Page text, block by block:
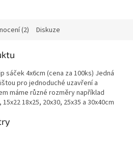
(2) Diskuze
4x6cm (cena za 100ks) Jedná
pro jednoduché uzavření a
máme různé rozměry například
18x25, 20x30, 25x35 a 30x40cm